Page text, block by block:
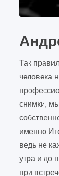
Так
человека
снимки,
именно
ведь не
утра и до
при